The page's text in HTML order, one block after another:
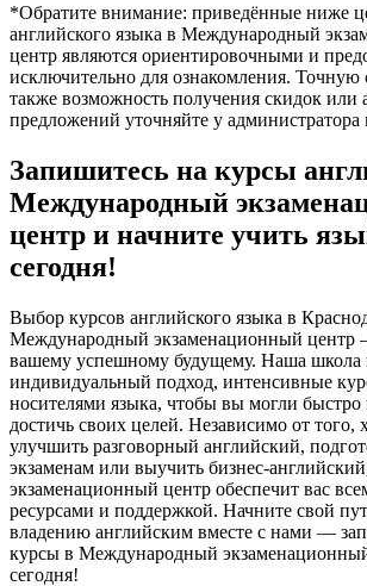
*Обратите внимание: приведённые ниже
английского языка в Международный
центр являются ориентировочными и
исключительно для ознакомления. Точную
также возможность получения скидок
предложений уточняйте у
Запишитесь на курсы
Международный
центр и начните учить
сегодня!
Выбор курсов английского языка в
Международный экзаменационный центр
вашему успешному будущему. Наша школа
индивидуальный подход, интенсивные
носителями языка, чтобы вы могли
достичь своих целей. Независимо от того,
улучшить разговорный английский,
экзаменам или выучить бизнес-
экзаменационный центр обеспечит вас
ресурсами и поддержкой. Начните свой
владению английским вместе с нами —
курсы в Международный
сегодня!